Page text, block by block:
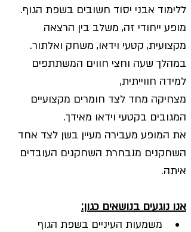
ללימוד אבני יסוד חשובים בשפת הגוף.
מופע ייחודי זה, משלב בין הרצאה
מקצועית, קטעי וידאו, משחק ואלתור.
במהלך שעה וחצי חווים המשתתפים
למידה חווייתית,
מצחיקה מחד לצד חומרים מקצועיים
המגובים בקטעי וידאו מאידך.
את המופע מעבירה מעיין בשן לצד אחד
השחקנים מנבחרת השחקנים העובדים
איתה.
אנו נוגעים בנושאים כגון:
משמעות העיניים בשפת הגוף